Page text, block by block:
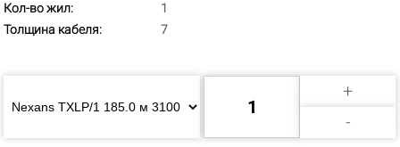
Кол-во жил:
1
Толщина кабеля:
7
+
-